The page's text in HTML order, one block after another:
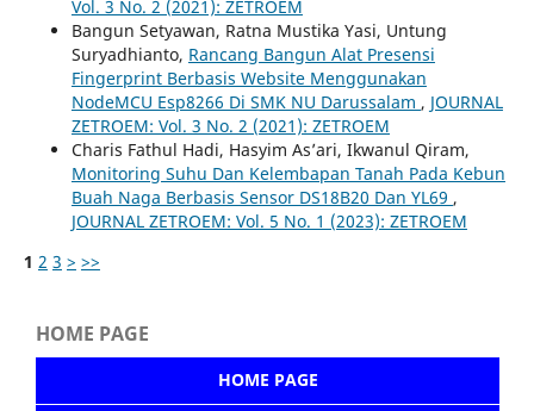
Vol. 3 No. 2 (2021): ZETROEM
Bangun Setyawan, Ratna Mustika Yasi, Untung
Suryadhianto, Rancang Bangun Alat Presensi
Fingerprint Berbasis Website Menggunakan
NodeMCU Esp8266 Di SMK NU Darussalam , JOURNAL
ZETROEM: Vol. 3 No. 2 (2021): ZETROEM
Charis Fathul Hadi, Hasyim As’ari, Ikwanul Qiram,
Monitoring Suhu Dan Kelembapan Tanah Pada Kebun
Buah Naga Berbasis Sensor DS18B20 Dan YL69 ,
JOURNAL ZETROEM: Vol. 5 No. 1 (2023): ZETROEM
1 2 3 > >>
HOME PAGE
HOME PAGE